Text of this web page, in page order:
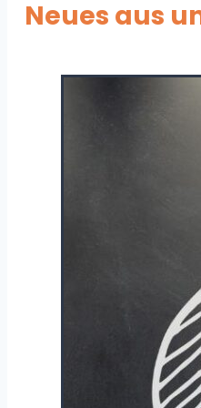
Neues aus